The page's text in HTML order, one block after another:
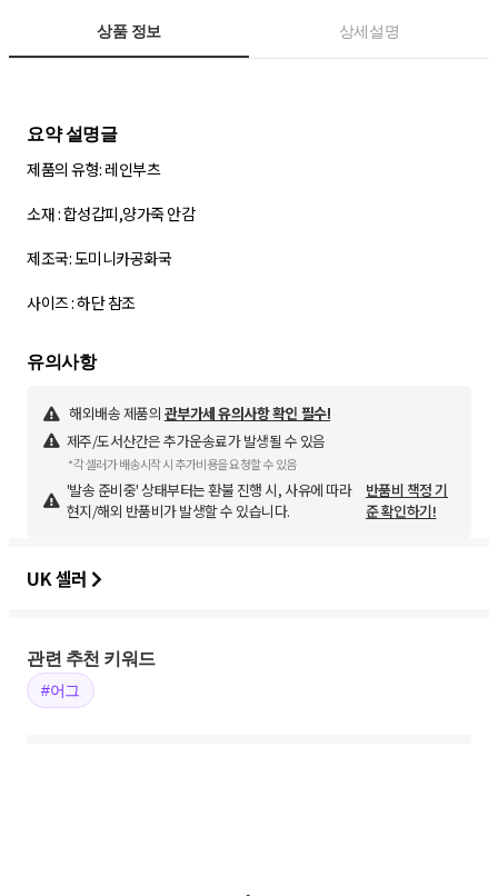
상품 정보 상세설명
요약 설명글
제품의 유형: 레인부츠
소재 : 합성갑피,양가죽 안감
제조국: 도미니카공화국
사이즈 : 하단 참조
유의사항
해외배송 제품의 관부가세 유의사항 확인 필수!
제주/도서산간은 추가운송료가 발생될 수 있음
*각 셀러가 배송시작 시 추가비용을 요청할 수 있음
'발송 준비중' 상태부터는 환불 진행 시, 사유에 따라
현지/해외 반품비가 발생할 수 있습니다.
반품비 책정 기
준 확인하기!
UK 셀러
관련 추천 키워드
#어그